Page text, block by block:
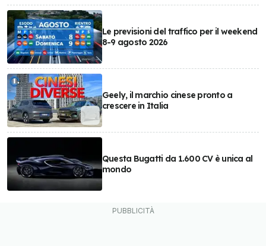
Le previsioni del traffico per il weekend
8-9 agosto 2026
Geely, il marchio cinese pronto a
crescere in Italia
Questa Bugatti da 1.600 CV è unica al
mondo